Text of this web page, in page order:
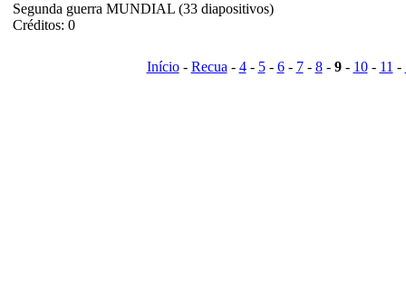
Segunda guerra MUNDIAL (33 diapositivos)
Créditos: 0
Início- Recua- 4- 5- 6- 7- 8- 9- 10- 11 -